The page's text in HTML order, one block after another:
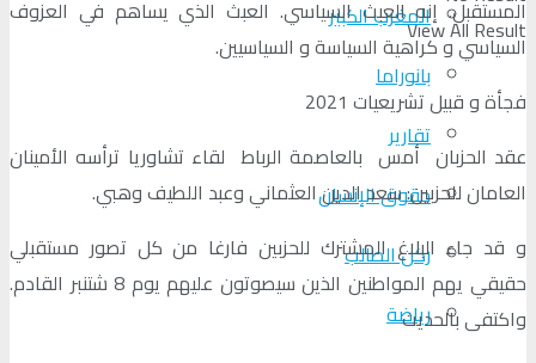
View All Resultالمغرب الكبير
بانوراما
تقارير
حقوق الإنسان
ركن الطالب
رياضة
المستقبل. إنه العبث السياسي. العبث الذي يساهم في العزوف
السياسي و كراهية السياسة و السياسيين.
فجأة و قبيل تشريعيات 2021
عقد الحزبان أمس بالعاصمة الرباط لقاء تشاوريا ترأسه الأمينان
العامان للحزبين: سعد الدين العثماني وعبد اللطيف وهبي.
و قد جاء البلاغ المشترك للحزبين فارغا من كل تصور مستقبلي
حقيقي يهم المواطنين الذين سيصوتون عليهم يوم 8 شتنبر القادم.
واكتفى بالحديث